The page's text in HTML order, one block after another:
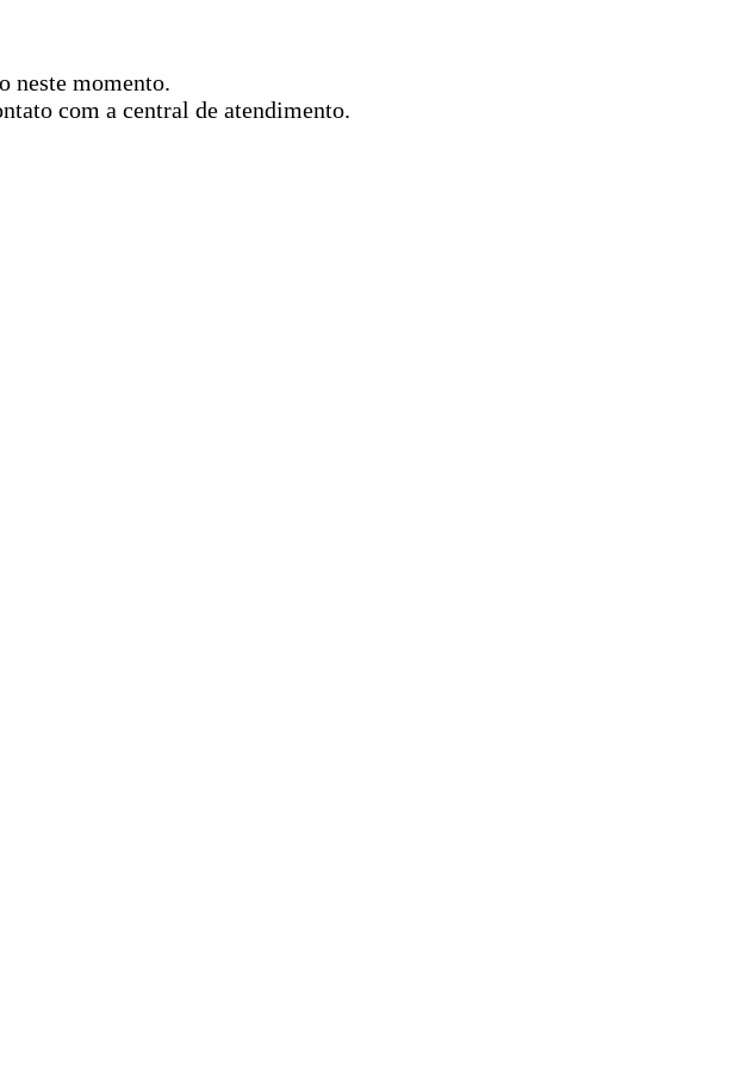
neste momento.
com a central de atendimento.